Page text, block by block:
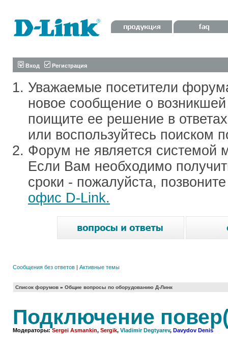
Вход Регистрация
Уважаемые посетители
новое сообщение о
поищите ее решение в
или воспользуйтесь поиском
Форум не является системой
Если Вам необходимо
сроки - пожалуйста,
офис D-Link.
Сообщения без ответов | Активные темы
Список форумов » Общие вопросы по оборудованию Д-Линк
Подключение
Модераторы:Sergei Asmankin, Sergik, Vladimir Degtyarev, Davydov Denis